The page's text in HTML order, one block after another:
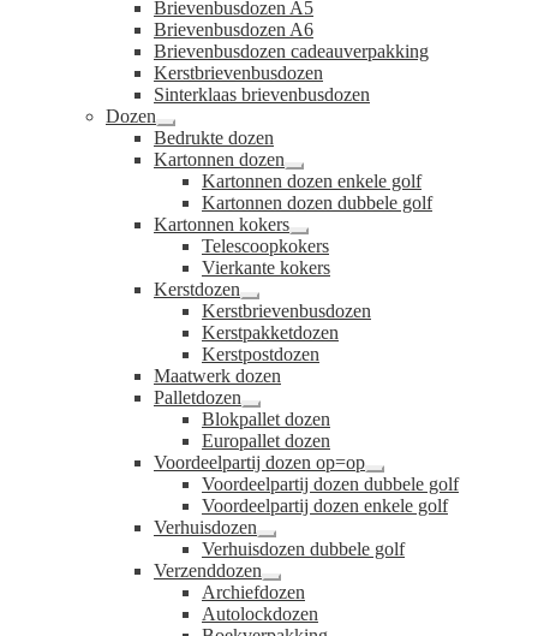
Brievenbusdozen A5
Brievenbusdozen A6
Brievenbusdozen cadeauverpakking
Kerstbrievenbusdozen
Sinterklaas brievenbusdozen
Dozen
Submenu
uitvouwen
Bedrukte dozen
Kartonnen dozen
Submenu
uitvouwen
Kartonnen dozen enkele golf
Kartonnen dozen dubbele golf
Kartonnen kokers
Submenu
uitvouwen
Telescoopkokers
Vierkante kokers
Kerstdozen
Submenu
uitvouwen
Kerstbrievenbusdozen
Kerstpakketdozen
Kerstpostdozen
Maatwerk dozen
Palletdozen
Submenu
uitvouwen
Blokpallet dozen
Europallet dozen
Voordeelpartij dozen op=op
Submenu
uitvouwen
Voordeelpartij dozen dubbele golf
Voordeelpartij dozen enkele golf
Verhuisdozen
Submenu
uitvouwen
Verhuisdozen dubbele golf
Verzenddozen
Submenu
uitvouwen
Archiefdozen
Autolockdozen